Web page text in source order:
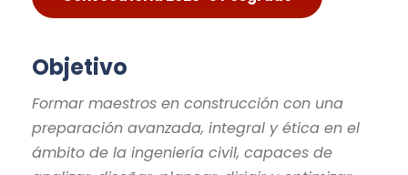
Objetivo
Formar maestros en construcción con una
preparación avanzada, integral y ética en el
ámbito de la ingeniería civil, capaces de